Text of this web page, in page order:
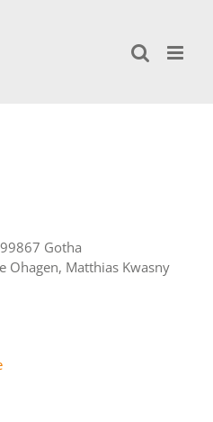
Gotha
Ohagen, Matthias Kwasny